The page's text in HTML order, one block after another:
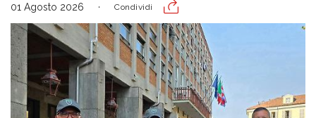
01 Agosto 2026 Condividi